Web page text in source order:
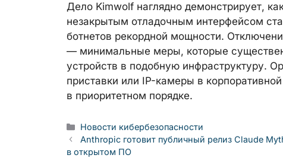
Дело Kimwolf наглядно демонстрирует,
незакрытым отладочным интерфейсом
ботнетов рекордной мощности.
— минимальные меры, которые
устройств в подобную инфраструктуру.
приставки или IP-камеры в
в приоритетном порядке.
Рубрики
Новости кибербезопасности
Anthropic готовит публичный релиз Claude
в открытом ПО